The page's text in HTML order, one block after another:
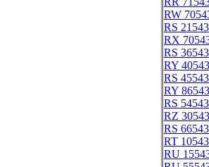
RW
RS 21543
RX
RS 36543
RY 40543
RS 45543
RY 86543
RS 54543
RZ 30543
RS 66543
RT 10543
RU